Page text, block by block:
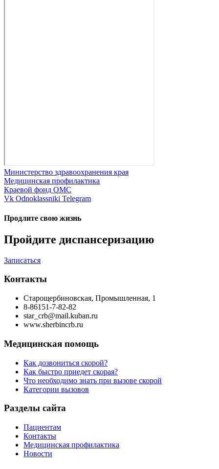
Министерство здравоохранения края
Медицинская профилактика
Краевой фонд ОМС
Vk Odnoklassniki Telegram
Продлите свою жизнь
Пройдите диспансеризацию
Записаться
Контакты
Старощербиновская, Промышленная, 1
8-86151-7-82-82
star_crb@mail.kuban.ru
www.sherbincrb.ru
Медицинская помощь
Как дозвониться скорой?
Как быстро приедет скорая?
Что необходимо знать при вызове скорой
Категории вызовов
Разделы сайта
Пациентам
Контакты
Медицинская профилактика
Новости